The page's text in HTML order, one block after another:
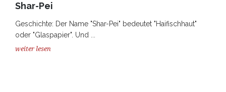
Shar-Pei
Geschichte: Der Name "Shar-Pei" bedeutet "Haifischhaut"
oder "Glaspapier". Und ...
weiter lesen